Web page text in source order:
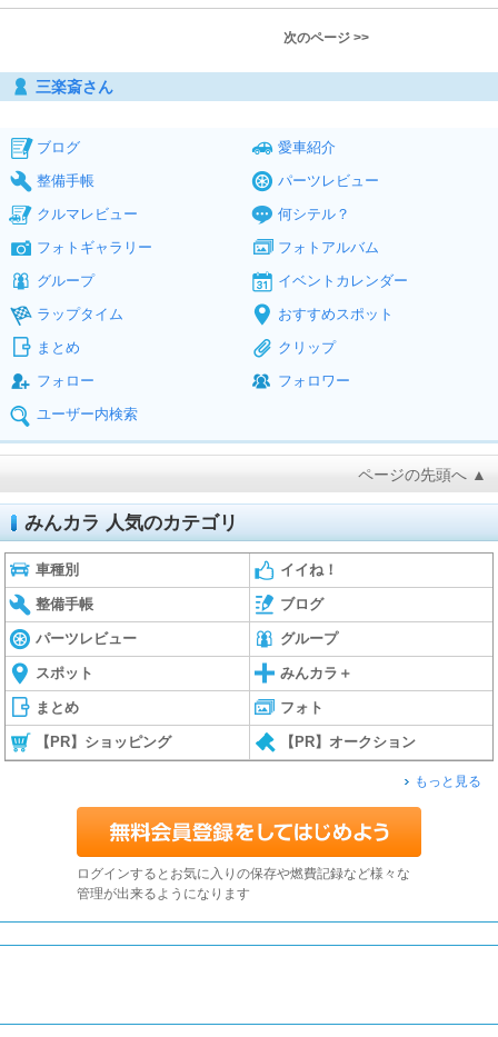
次のページ >>
三楽斎さん
ブログ
愛車紹介
整備手帳
パーツレビュー
クルマレビュー
何シテル？
フォトギャラリー
フォトアルバム
グループ
イベントカレンダー
ラップタイム
おすすめスポット
まとめ
クリップ
フォロー
フォロワー
ユーザー内検索
ページの先頭へ ▲
みんカラ 人気のカテゴリ
車種別 イイね！
整備手帳 ブログ
パーツレビュー グループ
スポット みんカラ＋
まとめ フォト
【PR】ショッピング 【PR】オークション
もっと見る
ログインするとお気に入りの保存や燃費記録など様々な
管理が出来るようになります